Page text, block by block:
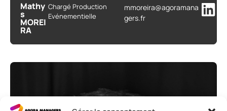
Mathy
s
MOREI
RA
Chargé Production
Evénementielle
mmoreira@agoramana
gers.fr